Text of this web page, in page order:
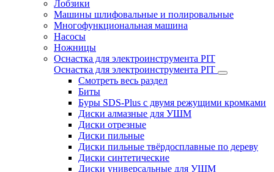
Лобзики
Машины шлифовальные и полировальные
Многофункциональная машина
Насосы
Ножницы
Оснастка для электроинструмента PIT
Оснастка для электроинструмента PIT
Смотреть весь раздел
Биты
Буры SDS-Plus c двумя режущими кромками
Диски алмазные для УШМ
Диски отрезные
Диски пильные
Диски пильные твёрдосплавные по дереву
Диски синтетические
Диски универсальные для УШМ